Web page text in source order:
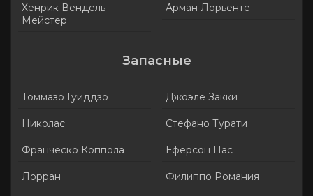
Хенрик Вендель
Мейстер
Арман Лорьенте
Запасные
Томмазо Гуиддзо
Николас
Франческо Коппола
Лорран
Джоэле Закки
Стефано Турати
Еферсон Пас
Филиппо Романия